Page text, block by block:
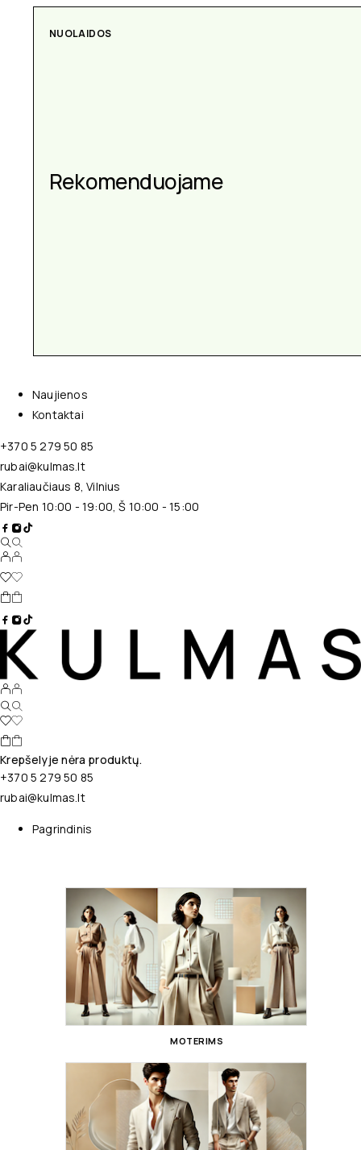
AKSESUARAI
Aksesuarai kiekvienai
progai
Naujienos
Kontaktai
+370 5 279 50 85
rubai@kulmas.lt
Karaliaučiaus 8, Vilnius
Pir-Pen 10:00 - 19:00, Š 10:00 - 15:00
Krepšelyje nėra produktų.
+370 5 279 50 85
rubai@kulmas.lt
Pagrindinis
MOTERIMS